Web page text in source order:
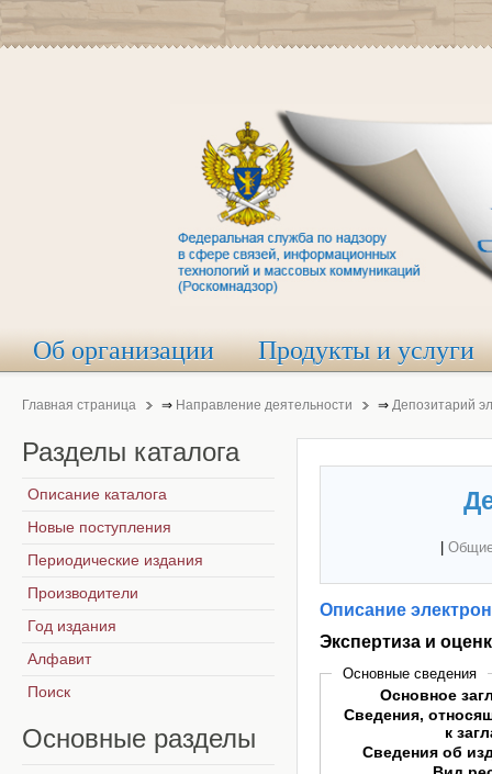
Об организации Продукты и услуги
Главная страница ⇒ Направление деятельности ⇒ Депозитарий
Описание
Экспертиза и
Основные сведения
Основное
Сведения,
к
Сведения об
Разделы каталога
Описание каталога
Новые поступления
Периодические издания
Производители
Год издания
Алфавит
Поиск
Основные разделы